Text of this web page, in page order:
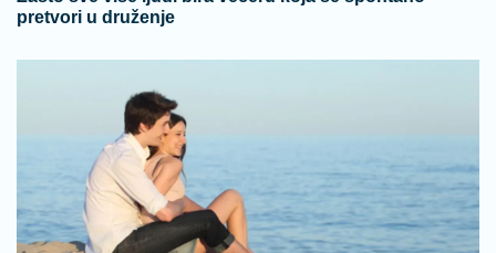
pretvori u druženje